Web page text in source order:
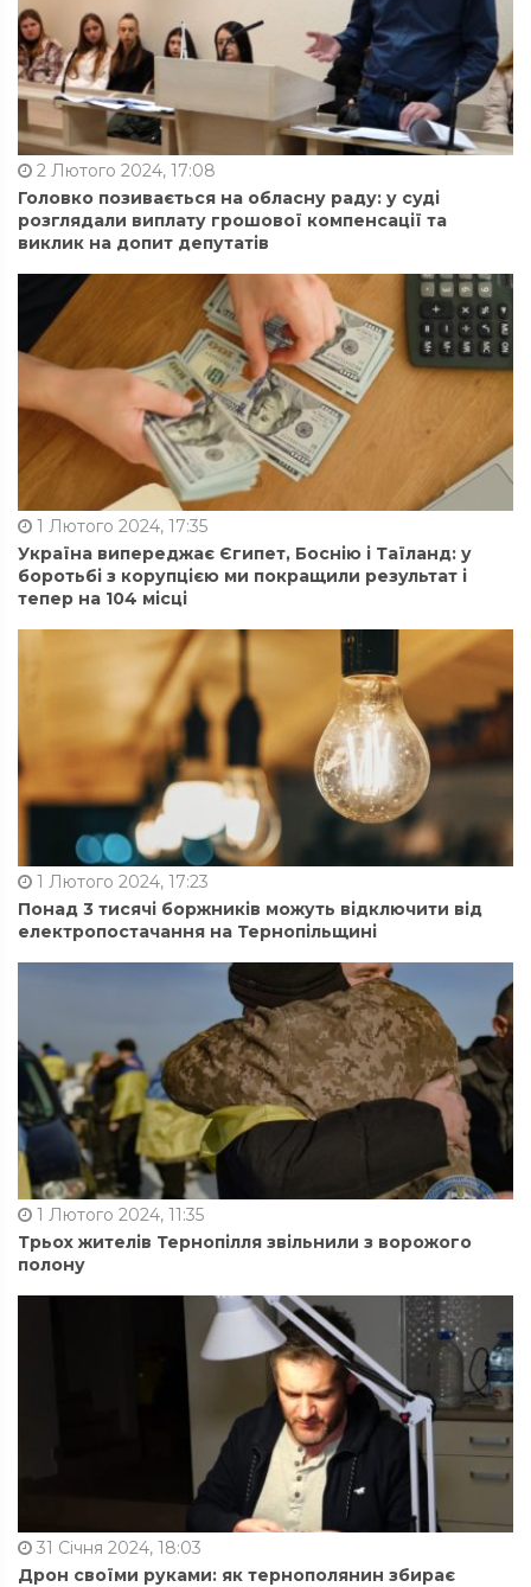
2 Лютого 2024, 17:08
Головко позивається на обласну раду: у суді
розглядали виплату грошової компенсації та
виклик на допит депутатів
1 Лютого 2024, 17:35
Україна випереджає Єгипет, Боснію і Таїланд: у
боротьбі з корупцією ми покращили результат і
тепер на 104 місці
1 Лютого 2024, 17:23
Понад 3 тисячі боржників можуть відключити від
електропостачання на Тернопільщині
1 Лютого 2024, 11:35
Трьох жителів Тернопілля звільнили з ворожого
полону
31 Січня 2024, 18:03
Дрон своїми руками: як тернополянин збирає